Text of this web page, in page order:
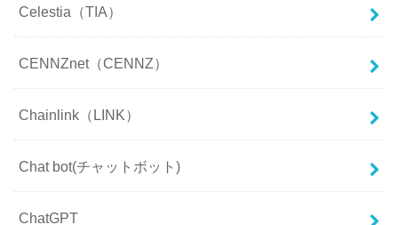
Celestia（TIA）
CENNZnet（CENNZ）
Chainlink（LINK）
Chat bot(チャットボット)
ChatGPT